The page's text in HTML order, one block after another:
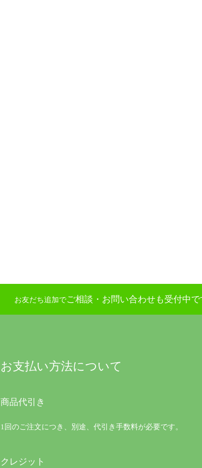
お友だち追加でご相談・お問い合わせも受付中で
お支払い方法について
商品代引き
1回のご注文につき、別途、代引き手数料が必要です。
クレジット